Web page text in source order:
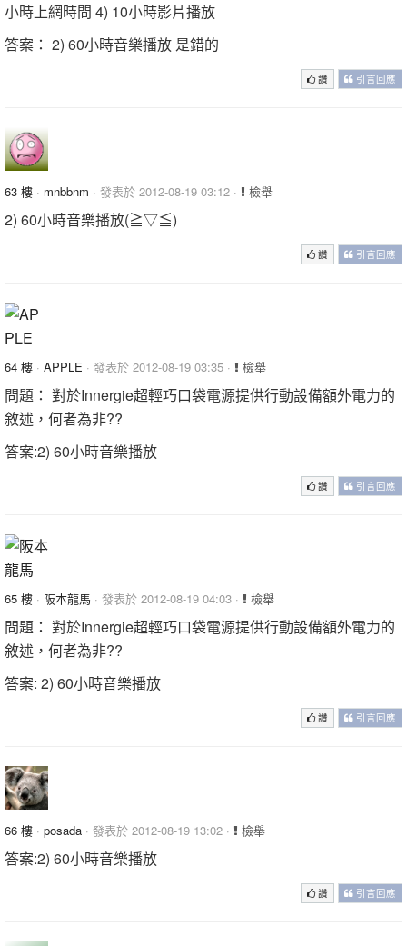
小時上網時間 4) 10小時影片播放
答案： 2) 60小時音樂播放 是錯的
讚 引言回應
63 樓 · mnbbnm · 發表於 2012-08-19 03:12 · 檢舉
2) 60小時音樂播放(≧▽≦)
讚 引言回應
64 樓 · APPLE · 發表於 2012-08-19 03:35 · 檢舉
問題： 對於Innergie超輕巧口袋電源提供行動設備額外電力的
敘述，何者為非??
答案:2) 60小時音樂播放
讚 引言回應
65 樓 · 阪本龍馬 · 發表於 2012-08-19 04:03 · 檢舉
問題： 對於Innergie超輕巧口袋電源提供行動設備額外電力的
敘述，何者為非??
答案: 2) 60小時音樂播放
讚 引言回應
66 樓 · posada · 發表於 2012-08-19 13:02 · 檢舉
答案:2) 60小時音樂播放
讚 引言回應